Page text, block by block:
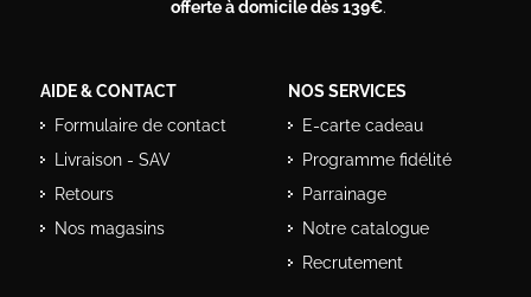
offerte à domicile dès 139€.
AIDE & CONTACT
Formulaire de contact
Livraison - SAV
Retours
Nos magasins
NOS SERVICES
E-carte cadeau
Programme fidélité
Parrainage
Notre catalogue
Recrutement